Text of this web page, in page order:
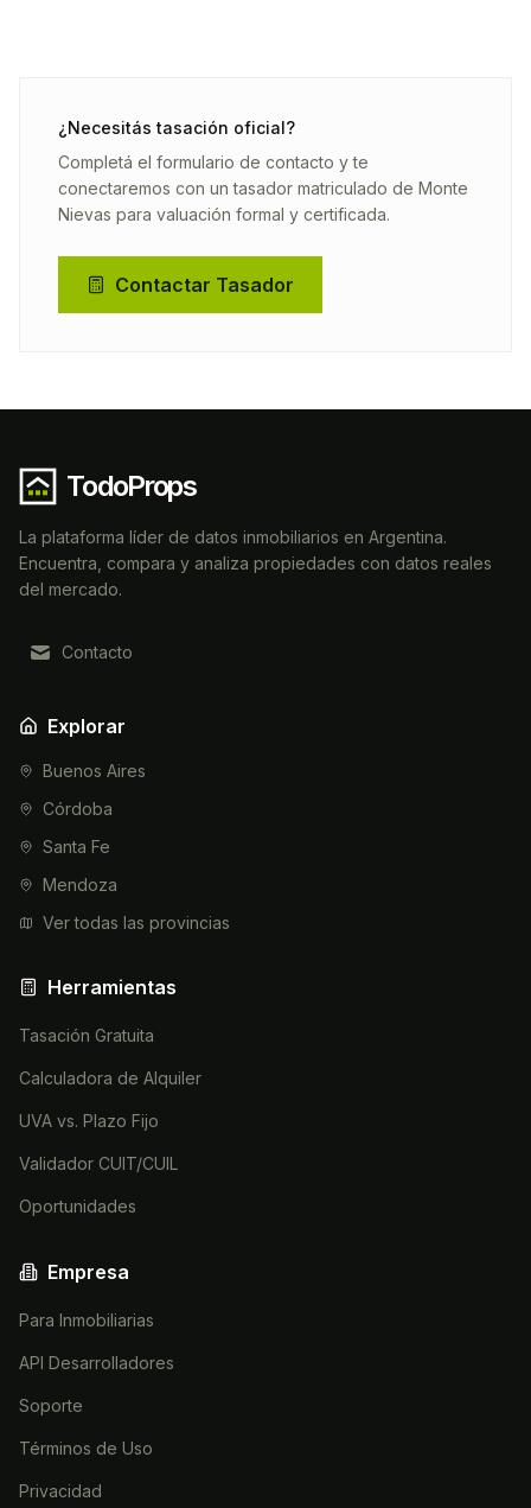
¿Necesitás tasación oficial?
Completá el formulario de contacto y te
conectaremos con un tasador matriculado de Monte
Nievas para valuación formal y certificada.
Contactar Tasador
TodoProps
La plataforma líder de datos inmobiliarios en Argentina.
Encuentra, compara y analiza propiedades con datos reales
del mercado.
Contacto
Explorar
Buenos Aires
Córdoba
Santa Fe
Mendoza
Ver todas las provincias
Herramientas
Tasación Gratuita
Calculadora de Alquiler
UVA vs. Plazo Fijo
Validador CUIT/CUIL
Oportunidades
Empresa
Para Inmobiliarias
API Desarrolladores
Soporte
Términos de Uso
Privacidad